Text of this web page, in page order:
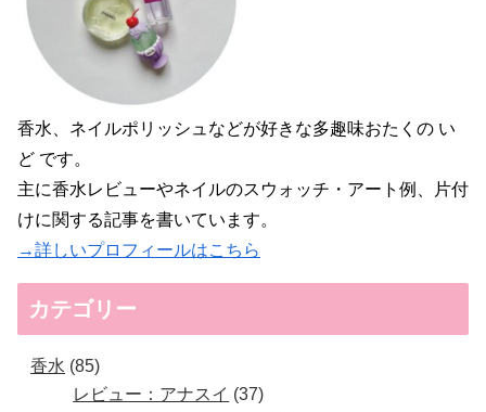
香水、ネイルポリッシュなどが好きな多趣味おたくの い
ど です。
主に香水レビューやネイルのスウォッチ・アート例、片付
けに関する記事を書いています。
→詳しいプロフィールはこちら
カテゴリー
香水 85
レビュー：アナスイ
37